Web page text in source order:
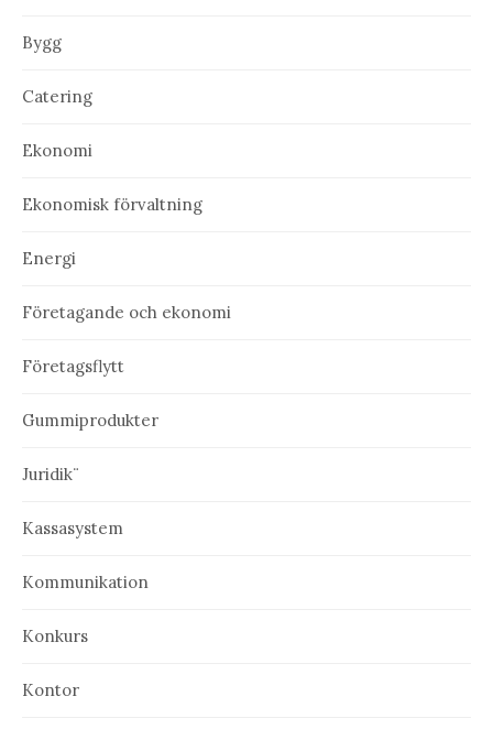
Bygg
Catering
Ekonomi
Ekonomisk förvaltning
Energi
Företagande och ekonomi
Företagsflytt
Gummiprodukter
Juridik¨
Kassasystem
Kommunikation
Konkurs
Kontor